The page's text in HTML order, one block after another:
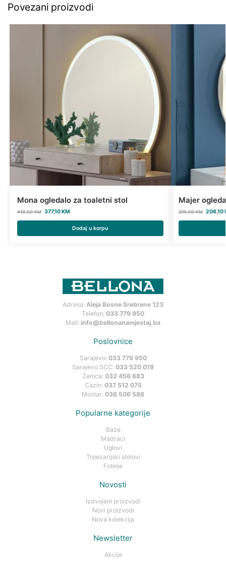
Povezani proizvodi
Mona ogledalo za toaletni stol
419,00KM 377,10KM
Dodaj u korpu
Majer
229,00KM 206,10
Adresa: Aleja Bosne Srebrene 123
Telefon: 033 779 950
Mail: info@bellonanamjestaj.ba
Poslovnice
Sarajevo: 033 779 950
Sarajevo SCC: 033 520 019
Zenica: 032 456 683
Cazin: 037 512 075
Mostar: 036 506 586
Popularne kategorije
Baze
Madraci
Uglovi
Trpezarijski stolovi
Fotelje
Novosti
Izdvojeni proizvodi
Novi proizvodi
Nova kolekcija
Newsletter
Akcije